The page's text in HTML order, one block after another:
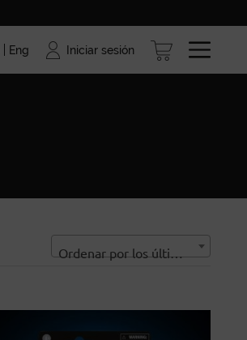
Marcas Blog
Eng Iniciar sesión
Ordenar por los últimos